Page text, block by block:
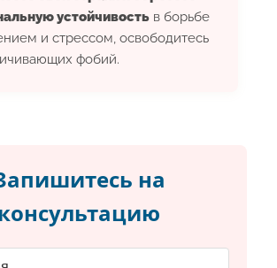
устойчивость в борьбе
и стрессом, освободитесь
фобий.
на